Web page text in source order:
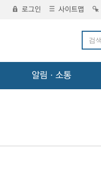
로그인 사이트맵
알림ㆍ소통